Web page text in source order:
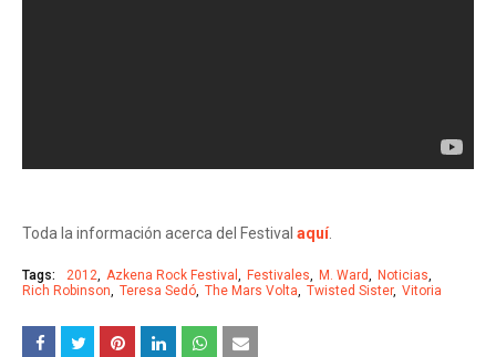
Toda la información acerca del Festival aquí.
Tags: 2012 Azkena Rock Festival Festivales M. Ward
Noticias
Rich Robinson
Teresa Sedó The Mars Volta Twisted Sister Vitoria